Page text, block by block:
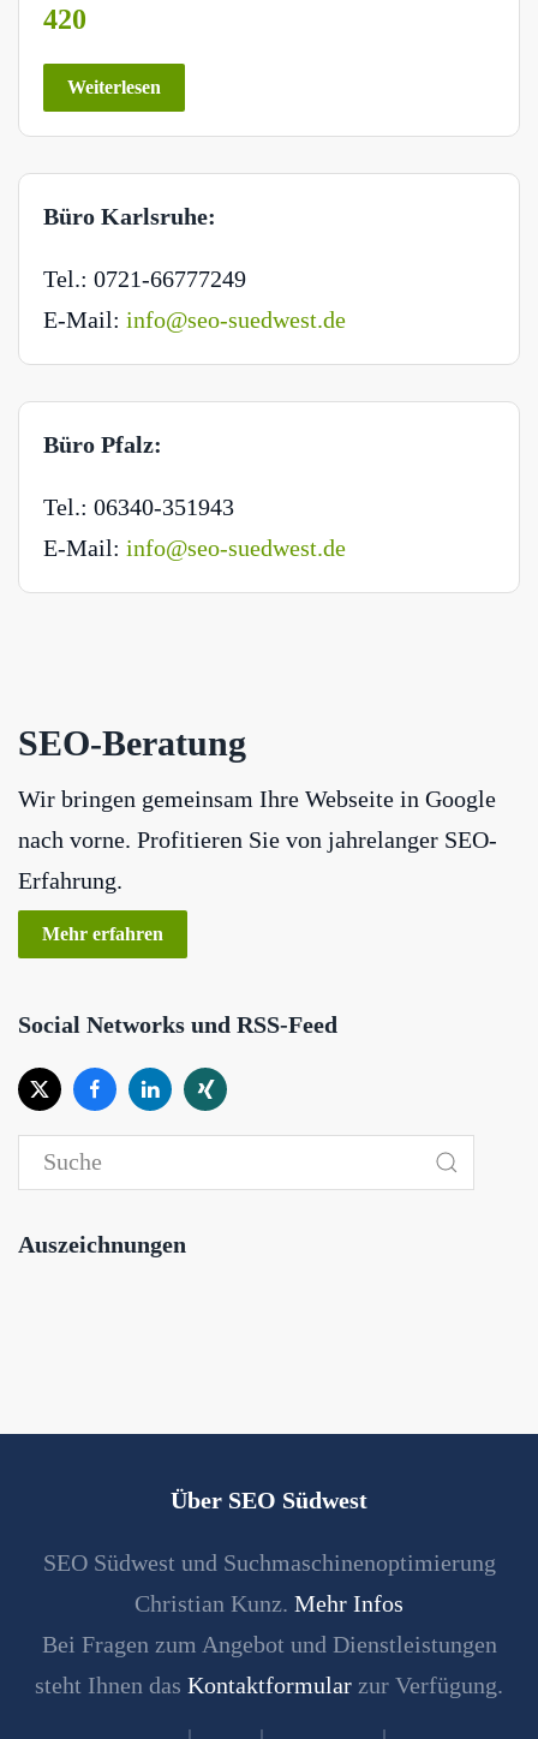
420
Weiterlesen
Büro Karlsruhe:
Tel.: 0721-66777249
E-Mail: info@seo-suedwest.de
Büro Pfalz:
Tel.: 06340-351943
E-Mail: info@seo-suedwest.de
SEO-Beratung
Wir bringen gemeinsam Ihre Webseite in Google
nach vorne. Profitieren Sie von jahrelanger SEO-
Erfahrung.
Mehr erfahren
Social Networks und RSS-Feed
Auszeichnungen
Über SEO Südwest
SEO Südwest und Suchmaschinenoptimierung
Christian Kunz. Mehr Infos
Bei Fragen zum Angebot und Dienstleistungen
steht Ihnen das Kontaktformular zur Verfügung.